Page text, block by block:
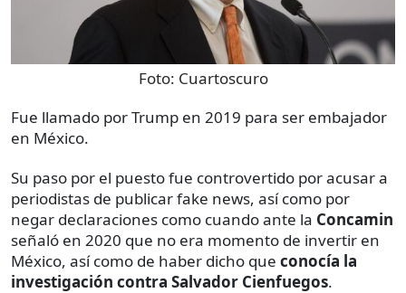
Foto: Cuartoscuro
Fue llamado por Trump en 2019 para ser embajador
en México.
Su paso por el puesto fue controvertido por acusar a
periodistas de publicar fake news, así como por
negar declaraciones como cuando ante la Concamin
señaló en 2020 que no era momento de invertir en
México, así como de haber dicho que conocía la
investigación contra Salvador Cienfuegos.